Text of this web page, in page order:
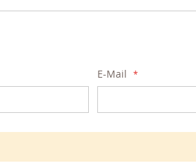
E-Mail